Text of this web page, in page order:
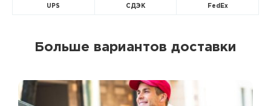
UPS СДЭК FedEx
Больше вариантов доставки